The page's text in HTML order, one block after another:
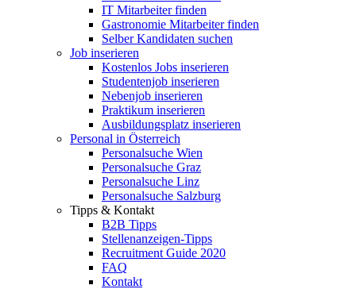
IT Mitarbeiter finden
Gastronomie Mitarbeiter finden
Selber Kandidaten suchen
Job inserieren
Kostenlos Jobs inserieren
Studentenjob inserieren
Nebenjob inserieren
Praktikum inserieren
Ausbildungsplatz inserieren
Personal in Österreich
Personalsuche Wien
Personalsuche Graz
Personalsuche Linz
Personalsuche Salzburg
Tipps & Kontakt
B2B Tipps
Stellenanzeigen-Tipps
Recruitment Guide 2020
FAQ
Kontakt